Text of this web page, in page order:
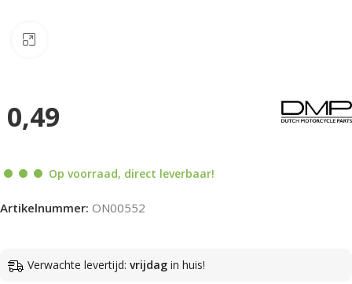
0,49
Op voorraad, direct leverbaar!
Artikelnummer: ON00552
Verwachte levertijd: vrijdag in huis!